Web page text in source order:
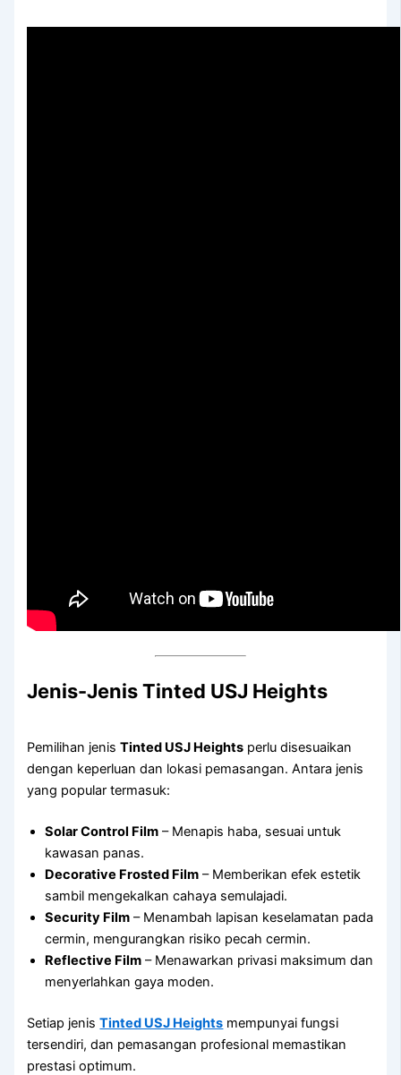
Jenis-Jenis Tinted USJ Heights
Pemilihan jenisTinted USJ Heights perlu disesuaikan
dengan keperluan dan lokasi pemasangan. Antara jenis
yang popular termasuk:
Solar Control Film – Menapis haba, sesuai untuk
kawasan panas.
Decorative Frosted Film – Memberikan efek estetik
sambil mengekalkan cahaya semulajadi.
Security Film – Menambah lapisan keselamatan pada
cermin, mengurangkan risiko pecah cermin.
Reflective Film – Menawarkan privasi maksimum dan
menyerlahkan gaya moden.
Setiap jenisTinted USJ Heights mempunyai fungsi
tersendiri, dan pemasangan profesional memastikan
prestasi optimum.